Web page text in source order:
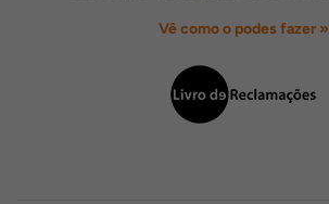
Vê como o podes fazer »